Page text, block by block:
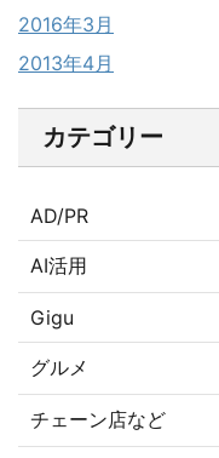
2016年3月
2013年4月
カテゴリー
AD/PR
AI活用
Gigu
グルメ
チェーン店など